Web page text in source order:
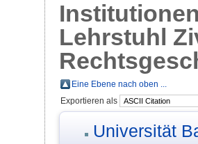
Lehrstuhl
Eine Ebene nach oben ...
Exportieren als
Universität